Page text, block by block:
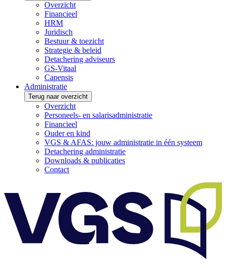
Overzicht
Financieel
HRM
Juridisch
Bestuur & toezicht
Strategie & beleid
Detachering adviseurs
GS-Vitaal
Capensis
Administratie
Terug naar overzicht
Overzicht
Personeels- en salarisadministratie
Financieel
Ouder en kind
VGS & AFAS: jouw administratie in één systeem
Detachering administratie
Downloads & publicaties
Contact